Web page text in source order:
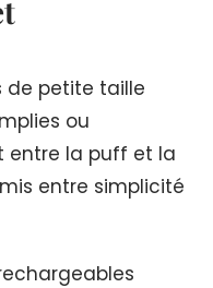
de petite taille
ou
entre la puff et la
entre simplicité